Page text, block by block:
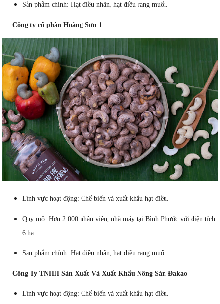
Sản phẩm chính: Hạt điều nhân, hạt điều rang muối.
Công ty cổ phần Hoàng Sơn 1
Lĩnh vực hoạt động: Chế biến và xuất khẩu hạt điều.
Quy mô: Hơn 2.000 nhân viên, nhà máy tại Bình Phước với diện tích
6 ha.
Sản phẩm chính: Hạt điều nhân, hạt điều rang muối.
Công Ty TNHH Sản Xuất Và Xuất Khẩu Nông Sản Đakao
Lĩnh vực hoạt động: Chế biến và xuất khẩu hạt điều.